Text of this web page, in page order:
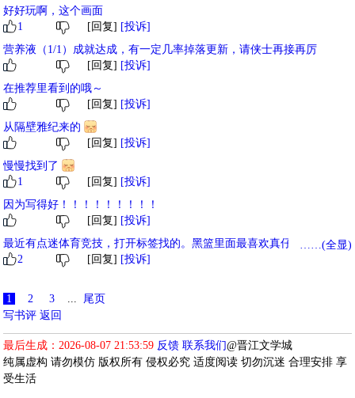
好好玩啊，这个画面
1
[回复] [投诉]
营养液（1/1）成就达成，有一定几率掉落更新，请侠士再接再厉
[回复] [投诉]
在推荐里看到的哦～
[回复] [投诉]
从隔壁雅纪来的
[回复] [投诉]
慢慢找到了
1
[回复] [投诉]
因为写得好！！！！！！！！！
[回复] [投诉]
最近有点迷体育竞技，打开标签找的。黑篮里面最喜欢真仔、敦仔和黑
仔噜~~
……(全显)
2
[回复] [投诉]
1 2 3 ...
尾页
写书评 返回
最后生成：2026-08-07 21:53:59 反馈 联系我们@晋江文学城
纯属虚构 请勿模仿 版权所有 侵权必究 适度阅读 切勿沉迷 合理安排 享
受生活